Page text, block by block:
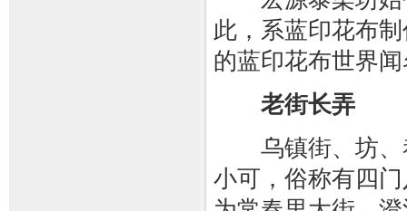
此，系蓝印花布
的蓝印花布世界
老街长弄
乌镇街、坊、
小可，俗称有四